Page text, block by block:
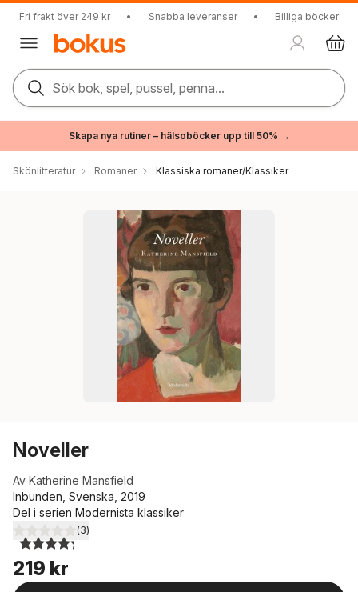
Fri frakt över 249 kr • Snabba leveranser • Billiga böcker
Sök bok, spel, pussel, penna...
Skapa nya rutiner – hälsoböcker upp till 50% →
Skönlitteratur Romaner Klassiska romaner/Klassiker
Noveller
Av Katherine Mansfield
Inbunden, Svenska, 2019
Del i serien Modernista klassiker
4,3utav 5 stjärnor. Totalt antal röster:
(3)
219 kr